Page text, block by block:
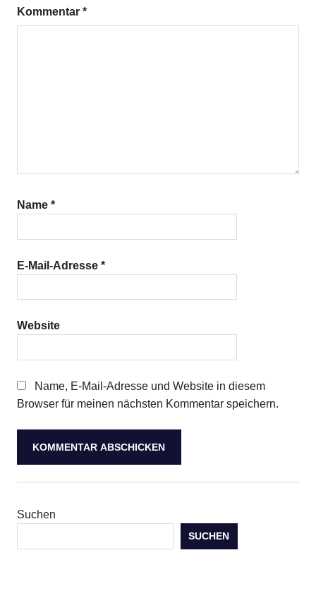
Kommentar *
Name *
E-Mail-Adresse *
Website
Name, E-Mail-Adresse und Website in diesem
Browser für meinen nächsten Kommentar speichern.
Suchen
SUCHEN